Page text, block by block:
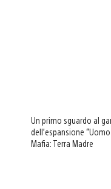
Un primo sguardo al
dell’espansione
Mafia: Terra Madre